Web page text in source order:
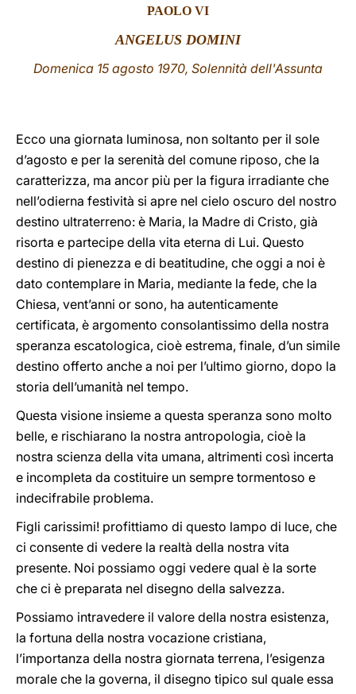
LATINE
PAOLO VI
ANGELUS DOMINI
Domenica 15 agosto 1970, Solennità dell'Assunta
Ecco una giornata luminosa, non soltanto per il sole
d’agosto e per la serenità del comune riposo, che la
caratterizza, ma ancor più per la figura irradiante che
nell’odierna festività si apre nel cielo oscuro del nostro
destino ultraterreno: è Maria, la Madre di Cristo, già
risorta e partecipe della vita eterna di Lui. Questo
destino di pienezza e di beatitudine, che oggi a noi è
dato contemplare in Maria, mediante la fede, che la
Chiesa, vent’anni or sono, ha autenticamente
certificata, è argomento consolantissimo della nostra
speranza escatologica, cioè estrema, finale, d’un simile
destino offerto anche a noi per l’ultimo giorno, dopo la
storia dell’umanità nel tempo.
Questa visione insieme a questa speranza sono molto
belle, e rischiarano la nostra antropologia, cioè la
nostra scienza della vita umana, altrimenti così incerta
e incompleta da costituire un sempre tormentoso e
indecifrabile problema.
Figli carissimi! profittiamo di questo lampo di luce, che
ci consente di vedere la realtà della nostra vita
presente. Noi possiamo oggi vedere qual è la sorte
che ci è preparata nel disegno della salvezza.
Possiamo intravedere il valore della nostra esistenza,
la fortuna della nostra vocazione cristiana,
l’importanza della nostra giornata terrena, l’esigenza
morale che la governa, il disegno tipico sul quale essa